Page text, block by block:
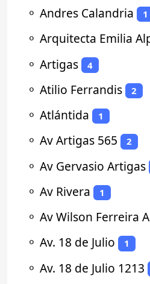
⚬ Andres Calandria 1
⚬ Arquitecta Emilia
⚬ Artigas 4
⚬ Atilio Ferrandis 2
⚬ Atlántida 1
⚬ Av Artigas 565 2
⚬ Av Gervasio Artigas
⚬ Av Rivera 1
⚬ Av Wilson Ferreira
⚬ Av. 18 de Julio 1
⚬ Av. 18 de Julio 1213